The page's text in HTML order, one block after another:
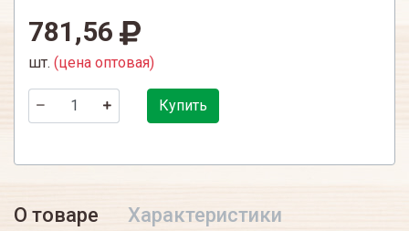
781,56
шт. (цена оптовая)
Купить
О товаре Характеристики